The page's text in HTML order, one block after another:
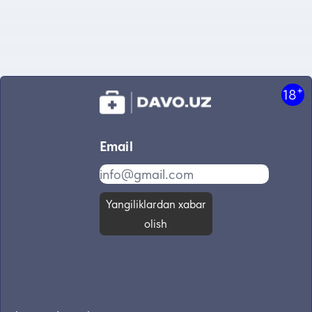
18+
Email
Yangiliklardan xabar
olish